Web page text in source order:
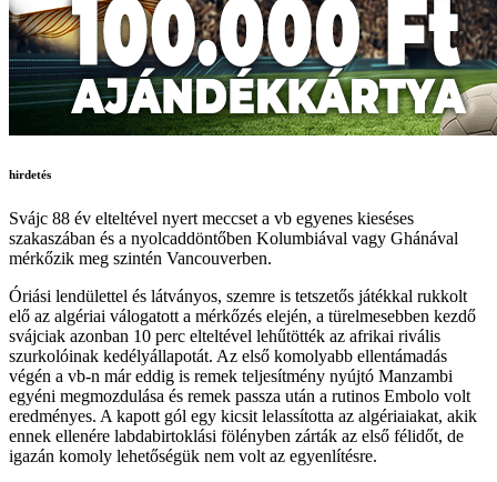
hirdetés
Svájc 88 év elteltével nyert meccset a vb egyenes kieséses
szakaszában és a nyolcaddöntőben Kolumbiával vagy Ghánával
mérkőzik meg szintén Vancouverben.
Óriási lendülettel és látványos, szemre is tetszetős játékkal rukkolt
elő az algériai válogatott a mérkőzés elején, a türelmesebben kezdő
svájciak azonban 10 perc elteltével lehűtötték az afrikai rivális
szurkolóinak kedélyállapotát. Az első komolyabb ellentámadás
végén a vb-n már eddig is remek teljesítmény nyújtó Manzambi
egyéni megmozdulása és remek passza után a rutinos Embolo volt
eredményes. A kapott gól egy kicsit lelassította az algériaiakat, akik
ennek ellenére labdabirtoklási fölényben zárták az első félidőt, de
igazán komoly lehetőségük nem volt az egyenlítésre.